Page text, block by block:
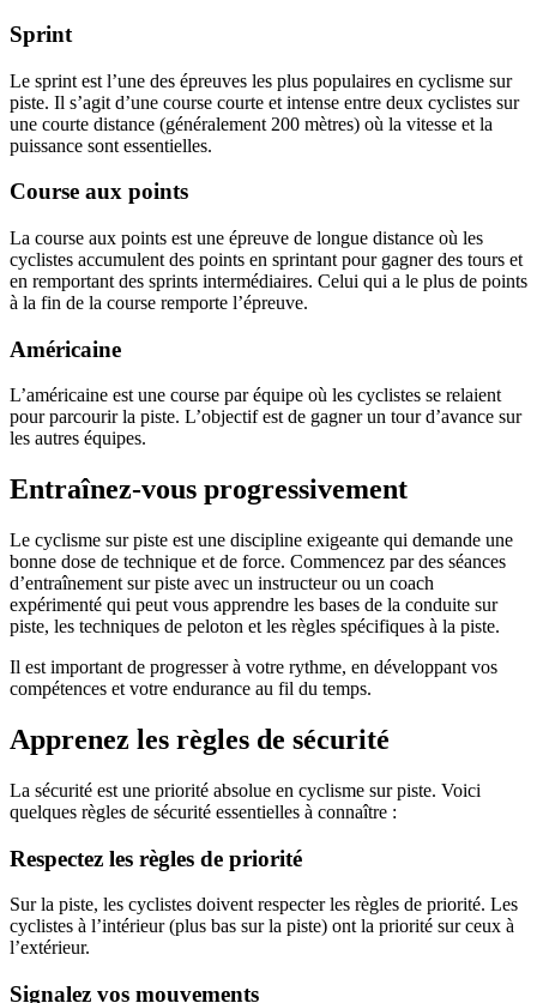
Sprint
Le sprint est l’une des épreuves les plus populaires en cyclisme sur
piste. Il s’agit d’une course courte et intense entre deux cyclistes sur
une courte distance (généralement 200 mètres) où la vitesse et la
puissance sont essentielles.
Course aux points
La course aux points est une épreuve de longue distance où les
cyclistes accumulent des points en sprintant pour gagner des tours et
en remportant des sprints intermédiaires. Celui qui a le plus de points
à la fin de la course remporte l’épreuve.
Américaine
L’américaine est une course par équipe où les cyclistes se relaient
pour parcourir la piste. L’objectif est de gagner un tour d’avance sur
les autres équipes.
Entraînez-vous progressivement
Le cyclisme sur piste est une discipline exigeante qui demande une
bonne dose de technique et de force. Commencez par des séances
d’entraînement sur piste avec un instructeur ou un coach
expérimenté qui peut vous apprendre les bases de la conduite sur
piste, les techniques de peloton et les règles spécifiques à la piste.
Il est important de progresser à votre rythme, en développant vos
compétences et votre endurance au fil du temps.
Apprenez les règles de sécurité
La sécurité est une priorité absolue en cyclisme sur piste. Voici
quelques règles de sécurité essentielles à connaître :
Respectez les règles de priorité
Sur la piste, les cyclistes doivent respecter les règles de priorité. Les
cyclistes à l’intérieur (plus bas sur la piste) ont la priorité sur ceux à
l’extérieur.
Signalez vos mouvements